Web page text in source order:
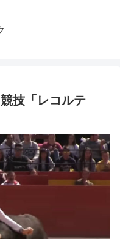
技「レコルテ